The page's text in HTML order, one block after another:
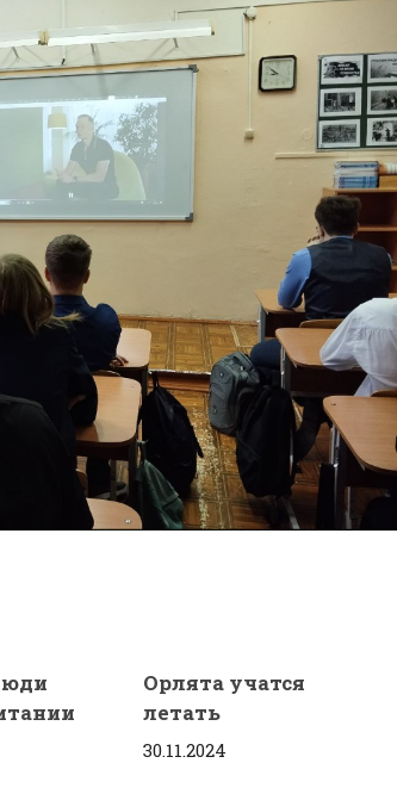
Орлята учатся
летать
30.11.2024